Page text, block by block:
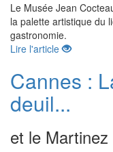
Le Musée Jean
la palette artistique du
gastronomie.
Lire l'article
Cannes :
deuil...
et le Martinez